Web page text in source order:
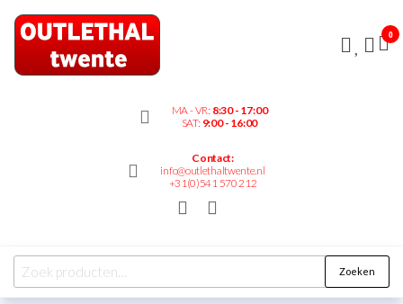
Outlethaltwente.nl
MA - VR: 8:30 - 17:00
SAT: 9:00 - 16:00
Contact:
info@outlethaltwente.nl
+31(0)541 570 212
0
Zoeken